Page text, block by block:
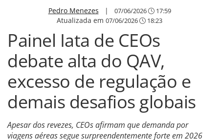
Pedro Menezes | 07/06/2026 17:59
Atualizada em 07/06/2026 18:23
Painel Iata de CEOs
debate alta do QAV,
excesso de regulação e
demais desafios globais
Apesar dos revezes, CEOs afirmam que demanda por
viagens aéreas segue surpreendentemente forte em 2026